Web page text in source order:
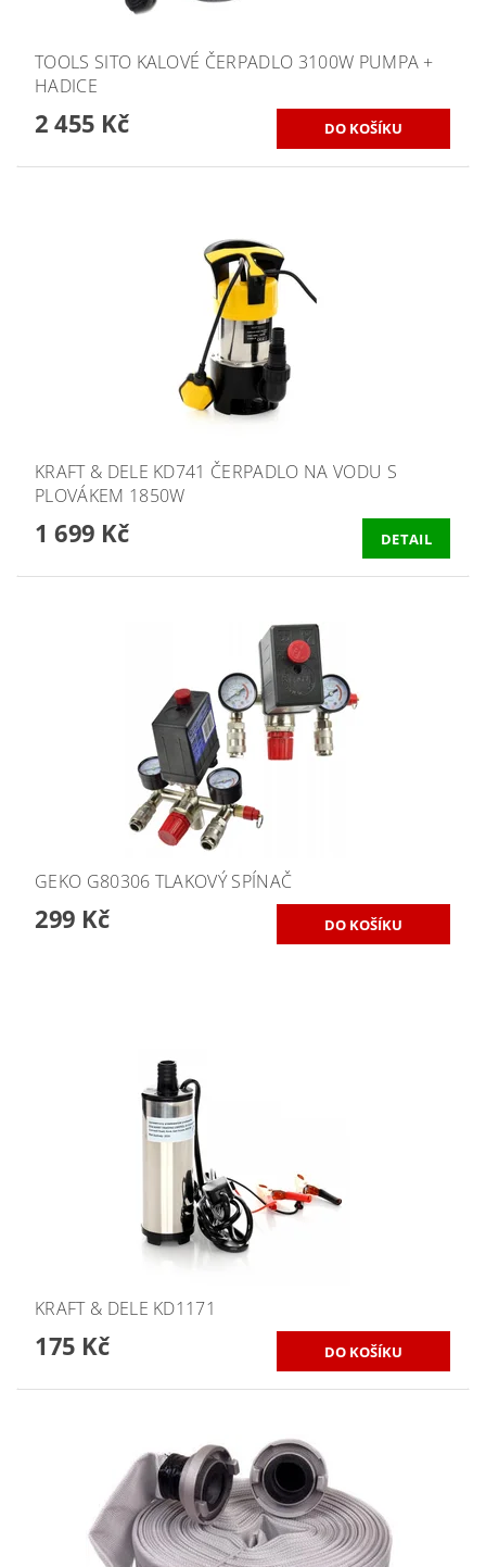
TOOLS SITO KALOVÉ ČERPADLO 3100W PUMPA +
HADICE
2 455 Kč
KRAFT & DELE KD741 ČERPADLO NA VODU S
PLOVÁKEM 1850W
1 699 Kč DETAIL
GEKO G80306 TLAKOVÝ SPÍNAČ
299 Kč
KRAFT & DELE KD1171
175 Kč